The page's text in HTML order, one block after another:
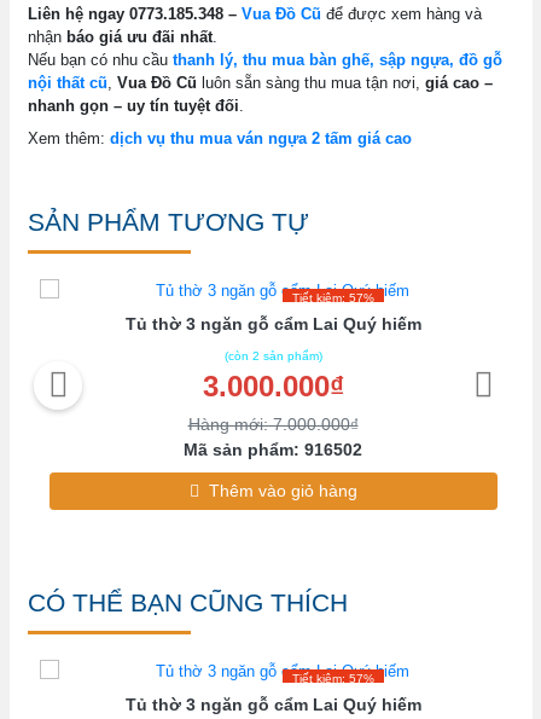
Liên hệ ngay 0773.185.348 – Vua Đồ Cũ để được xem hàng và
nhận báo giá ưu đãi nhất.
Nếu bạn có nhu cầu thanh lý, thu mua bàn ghế, sập ngựa, đồ gỗ
nội thất cũ, Vua Đồ Cũ luôn sẵn sàng thu mua tận nơi, giá cao –
nhanh gọn – uy tín tuyệt đối.
Xem thêm: dịch vụ thu mua ván ngựa 2 tấm giá cao
SẢN PHẨM TƯƠNG TỰ
Tiết kiệm: 57%
Tủ thờ 3 ngăn gỗ cẩm Lai Quý hiếm
(còn 2 sản phẩm)
3.000.000₫
Hàng mới: 7.000.000₫
Mã sản phẩm: 916502
Thêm vào giỏ hàng
CÓ THỂ BẠN CŨNG THÍCH
Tiết kiệm: 57%
Tủ thờ 3 ngăn gỗ cẩm Lai Quý hiếm